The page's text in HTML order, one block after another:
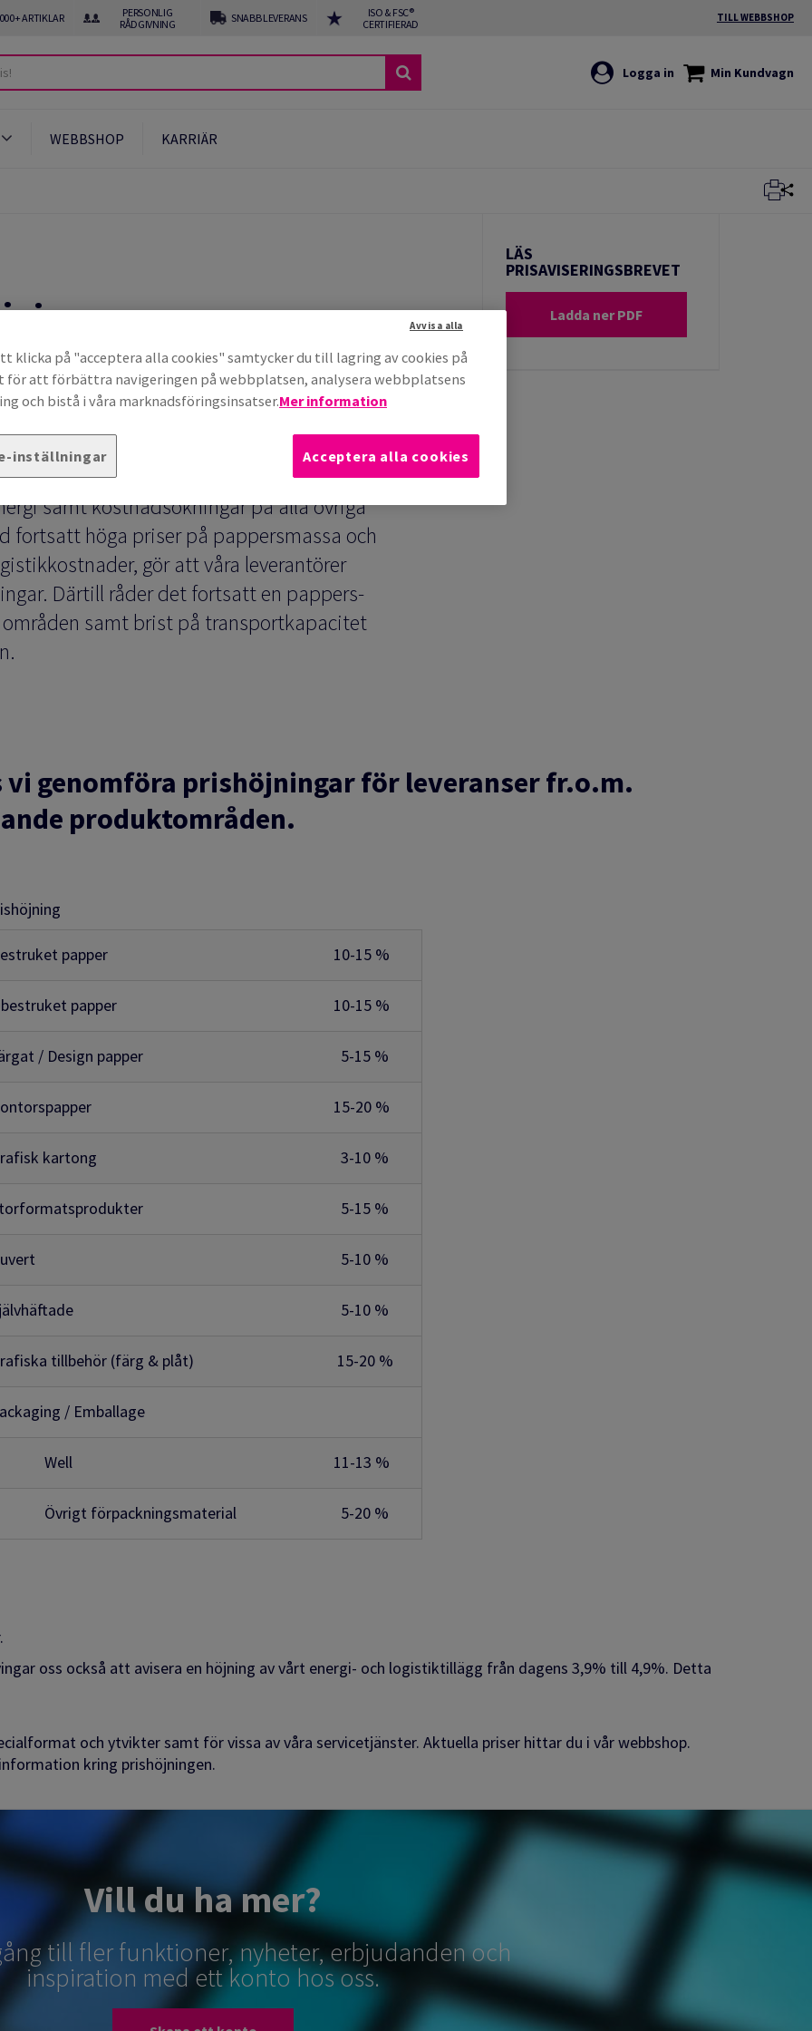
ARTIKLAR
PERSONLIG
RÅDGIVNING
SNABB LEVERANS
ISO & FSC®
CERTIFIERAD
TILL WEBBSHOP
Logga in Min Kundvagn
WEBBSHOP KARRIÄR
kraftigt ökade energipriser i Europa.
samt kostnadsökningar på alla övriga
fortsatt höga priser på pappersmassa och
gör att våra leverantörer
Därtill råder det fortsatt en pappers-
samt brist på transportkapacitet
LÄS
PRISAVISERINGSBREVET
Ladda ner PDF
genomföra prishöjningar för leveranser fr.o.m.
produktområden.
papper 10-15 %
papper 10-15 %
/ Design papper 5-15 %
15-20 %
kartong 3-10 %
5-15 %
5-10 %
5-10 %
tillbehör (färg & plåt) 15-20 %
/ Emballage
Well 11-13 %
Övrigt förpackningsmaterial 5-20 %
oss också att avisera en höjning av vårt energi- och logistiktillägg från dagens 3,9% till 4,9%. Detta
och ytvikter samt för vissa av våra servicetjänster. Aktuella priser hittar du i vår webbshop.
kring prishöjningen.
Vill du ha mer?
till fler funktioner, nyheter, erbjudanden och
inspiration med ett konto hos oss.
klicka på "acceptera alla cookies" samtycker du till lagring av cookies på
för att förbättra navigeringen på webbplatsen, analysera webbplatsens
och bistå i våra marknadsföringsinsatser.Mer information
inställningar
Avvisa alla
Acceptera alla cookies